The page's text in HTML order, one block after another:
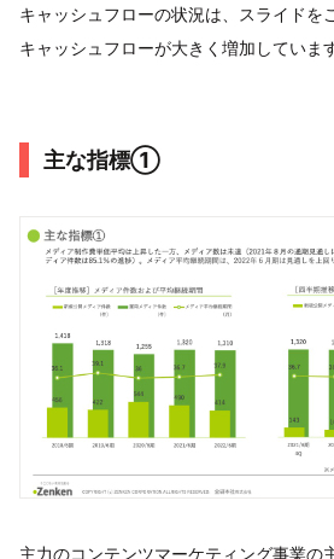
キャッシュフローの状況は、スライドを
キャッシュフローが大きく増加しています
主な指標①
主力のコンテンツマーケティング事業の